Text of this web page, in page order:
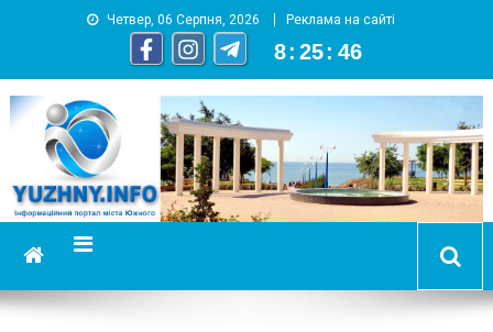
Четвер, 06 Серпня, 2026 Реклама на сайті
8 : 25 : 46
YUZHNY.INFO
информационный портал города Южный